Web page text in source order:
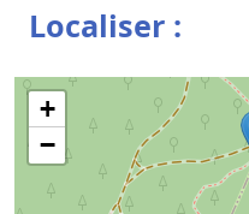
Localiser :
+
−